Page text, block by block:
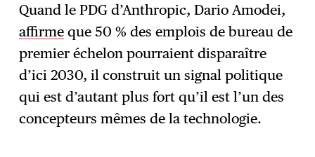
Quand le PDG d’Anthropic, Dario Amodei,
affirme que 50 % des emplois de bureau de
premier échelon pourraient disparaître
d’ici 2030, il construit un signal politique
qui est d’autant plus fort qu’il est l’un des
concepteurs mêmes de la technologie.